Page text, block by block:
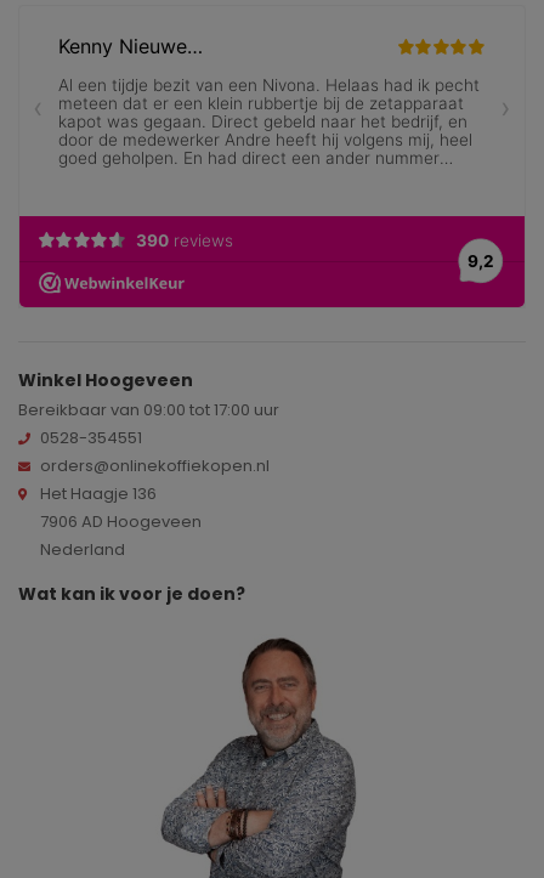
Winkel Hoogeveen
Bereikbaar van 09:00 tot 17:00 uur
0528-354551
orders@onlinekoffiekopen.nl
Het Haagje 136
7906 AD Hoogeveen
Nederland
Wat kan ik voor je doen?